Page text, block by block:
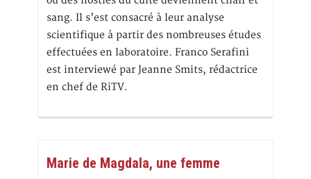
sang. Il s’est consacré à leur analyse
scientifique à partir des nombreuses études
effectuées en laboratoire. Franco Serafini
est interviewé par Jeanne Smits, rédactrice
en chef de RiTV.
Marie de Magdala, une femme